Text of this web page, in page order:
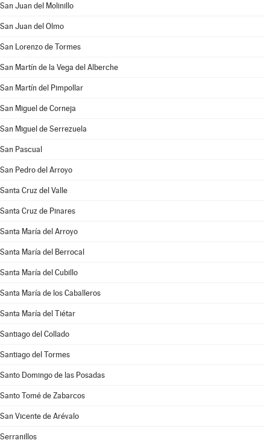
San Juan del Molinillo
San Juan del Olmo
San Lorenzo de Tormes
San Martín de la Vega del Alberche
San Martín del Pimpollar
San Miguel de Corneja
San Miguel de Serrezuela
San Pascual
San Pedro del Arroyo
Santa Cruz del Valle
Santa Cruz de Pinares
Santa María del Arroyo
Santa María del Berrocal
Santa María del Cubillo
Santa María de los Caballeros
Santa María del Tiétar
Santiago del Collado
Santiago del Tormes
Santo Domingo de las Posadas
Santo Tomé de Zabarcos
San Vicente de Arévalo
Serranillos